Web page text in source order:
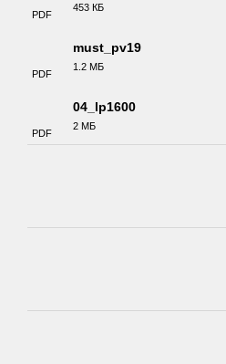
PDF
453 КБ
PDF
must_pv19
1.2 МБ
PDF
04_lp1600
2 МБ